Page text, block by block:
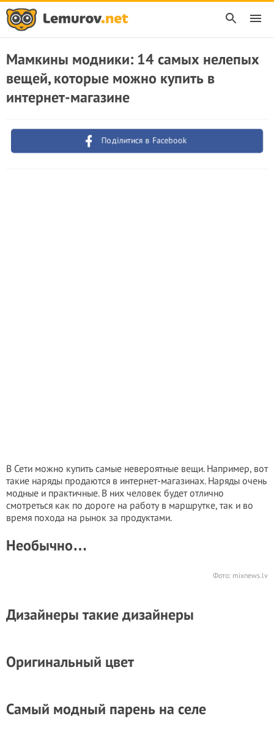
Мамкины модники: 14 самых нелепых
вещей, которые можно купить в
интернет-магазине
Поділитися в Facebook
В Сети можно купить самые невероятные вещи. Например, вот
такие наряды продаются в интернет-магазинах. Наряды очень
модные и практичные. В них человек будет отлично
смотреться как по дороге на работу в маршрутке, так и во
время похода на рынок за продуктами.
Необычно…
Фото: mixnews.lv
Дизайнеры такие дизайнеры
Оригинальный цвет
Самый модный парень на селе